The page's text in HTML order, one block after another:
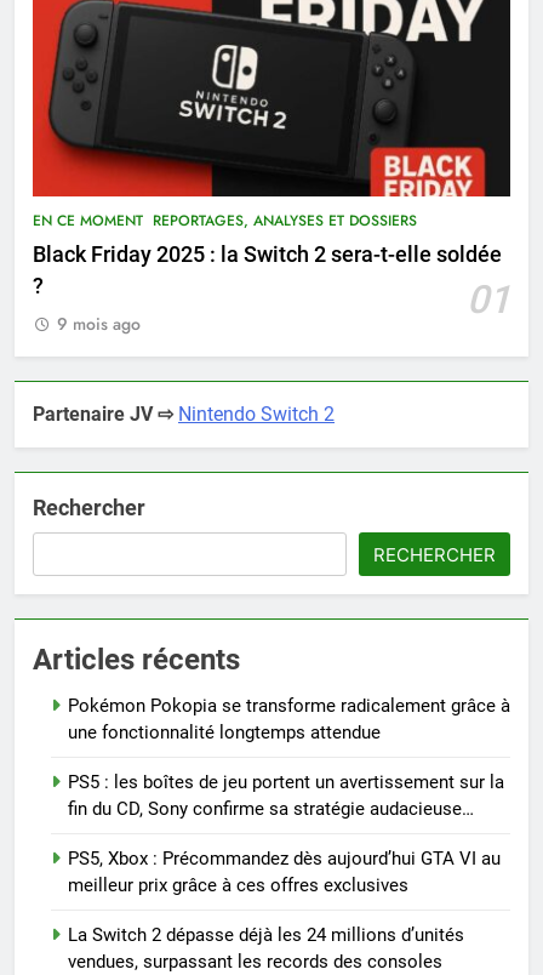
EN CE MOMENT REPORTAGES, ANALYSES ET DOSSIERS
Black Friday 2025 : la Switch 2 sera-t-elle soldée
?
01
9 mois ago
Partenaire JV ⇨ Nintendo Switch 2
Rechercher
RECHERCHER
Articles récents
Pokémon Pokopia se transforme radicalement grâce à
une fonctionnalité longtemps attendue
PS5 : les boîtes de jeu portent un avertissement sur la
fin du CD, Sony confirme sa stratégie audacieuse…
PS5, Xbox : Précommandez dès aujourd’hui GTA VI au
meilleur prix grâce à ces offres exclusives
La Switch 2 dépasse déjà les 24 millions d’unités
vendues, surpassant les records des consoles